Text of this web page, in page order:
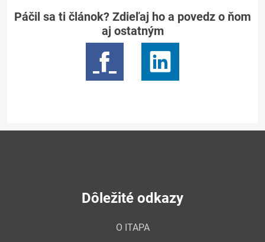
Páčil sa ti článok? Zdieľaj ho a povedz o ňom
aj ostatným
Dôležité odkazy
O ITAPA